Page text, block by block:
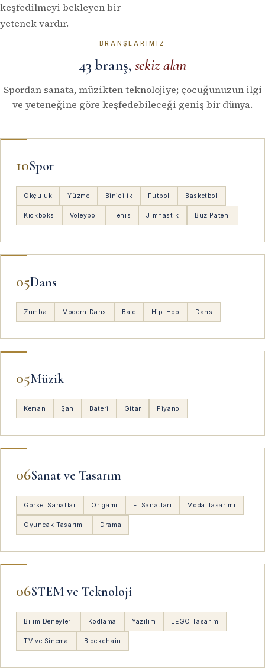
keşfedilmeyi bekleyen bir
yetenek vardır.
BRANŞLARIMIZ
43 branş, sekiz alan
Spordan sanata, müzikten teknolojiye; çocuğunuzun ilgi
ve yeteneğine göre keşfedebileceği geniş bir dünya.
10Spor
Okçuluk Yüzme Binicilik Futbol Basketbol
Kickboks Voleybol Tenis Jimnastik Buz Pateni
05Dans
Zumba Modern Dans Bale Hip-Hop Dans
05Müzik
Keman Şan Bateri Gitar Piyano
06Sanat ve Tasarım
Görsel Sanatlar Origami El Sanatları Moda Tasarımı
Oyuncak Tasarımı Drama
06STEM ve Teknoloji
Bilim Deneyleri Kodlama Yazılım LEGO Tasarım
TV ve Sinema Blockchain